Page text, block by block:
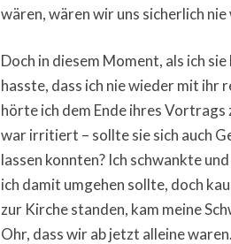
wären, wären wir uns sicherlich
Doch in diesem Moment, als ich
hasste, dass ich nie wieder mit ihr
hörte ich dem Ende ihres Vortrags
war irritiert – sollte sie sich auch
lassen konnten? Ich schwankte
ich damit umgehen sollte, doch
zur Kirche standen, kam meine
Ohr, dass wir ab jetzt alleine